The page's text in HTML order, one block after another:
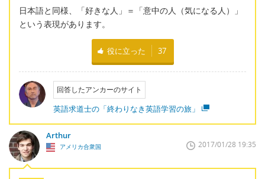
日本語と同様、「好きな人」＝「意中の人（気になる人）」
という表現があります。
役に立った 37
回答したアンカーのサイト
英語求道士の「終わりなき英語学習の旅」
Arthur
アメリカ合衆国 2017/01/28 19:35